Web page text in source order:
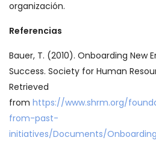
organización.
Referencias
Bauer, T. (2010). Onboarding New
Success. Society for Human
Retrieved
from https://www.shrm.org/
from-past-
initiatives/Documents/